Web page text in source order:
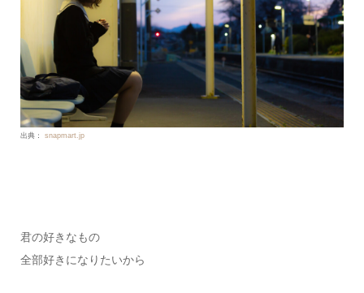
出典： snapmart.jp
君の好きなもの
全部好きになりたいから